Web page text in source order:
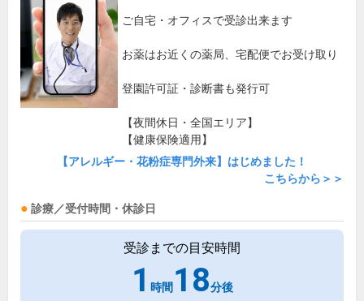
ご自宅・オフィスで受診出来ます
お薬はお近くの薬局、宅配便でお受け取り
登園許可証・診断書も発行可
【夜間休日・全国エリア】
【健康保険適用】
【アレルギー・花粉症専門外来】はじめました！
こちらから＞＞
診療／受付時間・休診日
受診までの目安時間
1 時間18分後